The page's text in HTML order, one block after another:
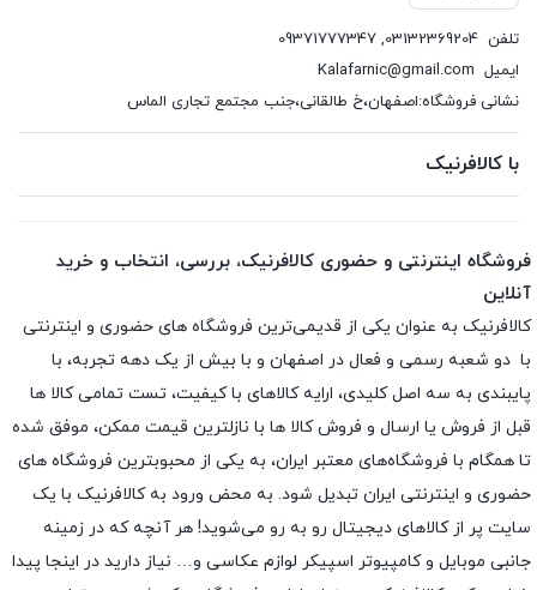
تلفن 03132369204
,
09371777347
ایمیل Kalafarnic@gmail.com
نشانی فروشگاه:اصفهان،خ طالقانی،جنب مجتمع تجاری الماس
با کالافرنیک
فروشگاه اینترنتی و حضوری کالافرنیک، بررسی، انتخاب و خرید
آنلاین
کالافرنیک به عنوان یکی از قدیمی‌ترین فروشگاه های حضوری و اینترنتی
با دو شعبه رسمی و فعال در اصفهان و با بیش از یک دهه تجربه، با
پایبندی به سه اصل کلیدی، ارایه کالاهای با کیفیت، تست تمامی کالا ها
قبل از فروش یا ارسال و فروش کالا ها با نازلترین قیمت ممکن، موفق شده
تا همگام با فروشگاه‌های معتبر ایران، به یکی از محبوبترین فروشگاه های
حضوری و اینترنتی ایران تبدیل شود. به محض ورود به کالافرنیک با یک
سایت پر از کالاهای دیجیتال رو به رو می‌شوید! هر آنچه که در زمینه
جانبی موبایل و کامپیوتر اسپیکر لوازم عکاسی و… نیاز دارید در اینجا پیدا